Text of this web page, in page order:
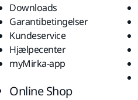
Downloads
Garantibetingelser
Kundeservice
Hjælpecenter
myMirka-app
Online Shop